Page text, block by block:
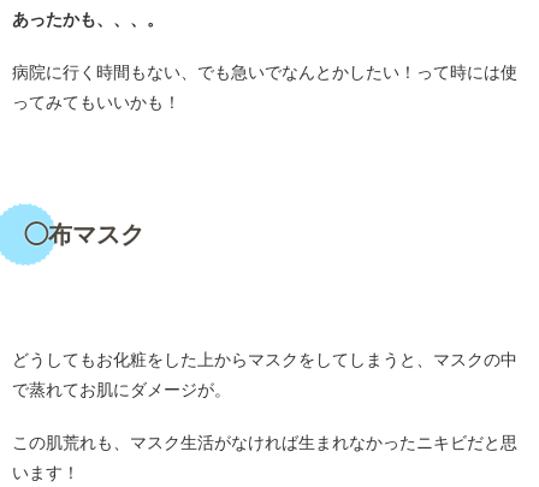
あったかも、、、。
病院に行く時間もない、でも急いでなんとかしたい！って時には使
ってみてもいいかも！
◯布マスク
どうしてもお化粧をした上からマスクをしてしまうと、マスクの中
で蒸れてお肌にダメージが。
この肌荒れも、マスク生活がなければ生まれなかったニキビだと思
います！